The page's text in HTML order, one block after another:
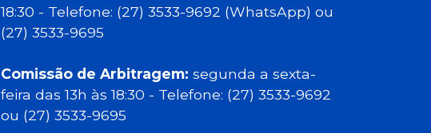
18:30 - Telefone: (27) 3533-9692 (WhatsApp) ou
(27) 3533-9695
Comissão de Arbitragem: segunda a sexta-
feira das 13h às 18:30 - Telefone: (27) 3533-9692
ou (27) 3533-9695